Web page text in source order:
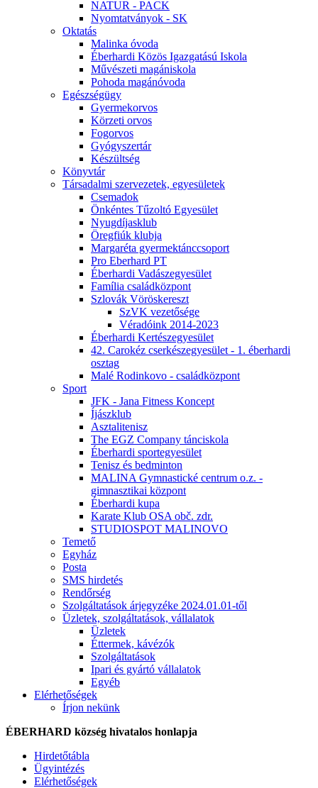
NATUR - PACK
Nyomtatványok - SK
Oktatás
Malinka óvoda
Éberhardi Közös Igazgatású Iskola
Művészeti magániskola
Pohoda magánóvoda
Egészségügy
Gyermekorvos
Körzeti orvos
Fogorvos
Gyógyszertár
Készültség
Könyvtár
Társadalmi szervezetek, egyesületek
Csemadok
Önkéntes Tűzoltó Egyesület
Nyugdíjasklub
Öregfiúk klubja
Margaréta gyermektánccsoport
Pro Eberhard PT
Éberhardi Vadászegyesület
Família családközpont
Szlovák Vöröskereszt
SzVK vezetősége
Véradóink 2014-2023
Éberhardi Kertészegyesület
42. Carokéz cserkészegyesület - 1. éberhardi
osztag
Malé Rodinkovo - családközpont
Sport
JFK - Jana Fitness Koncept
Íjászklub
Asztalitenisz
The EGZ Company tánciskola
Éberhardi sportegyesület
Tenisz és bedminton
MALINA Gymnastické centrum o.z. -
gimnasztikai központ
Éberhardi kupa
Karate Klub OSA obč. zdr.
STUDIOSPOT MALINOVO
Temető
Egyház
Posta
SMS hirdetés
Rendőrség
Szolgáltatások árjegyzéke 2024.01.01-től
Üzletek, szolgáltatások, vállalatok
Üzletek
Éttermek, kávézók
Szolgáltatások
Ipari és gyártó vállalatok
Egyéb
Elérhetőségek
Írjon nekünk
ÉBERHARD község hivatalos honlapja
Hirdetőtábla
Ügyintézés
Elérhetőségek